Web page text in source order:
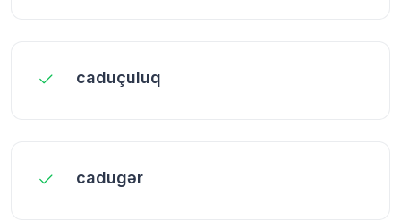
caduçuluq
cadugər